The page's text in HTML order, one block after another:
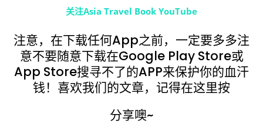
关注Asia Travel Book YouTube
注意，在下载任何App之前，一定要多多注
意不要随意下载在Google Play Store或
App Store搜寻不了的APP来保护你的血汗
钱！喜欢我们的文章，记得在这里按
分享噢~